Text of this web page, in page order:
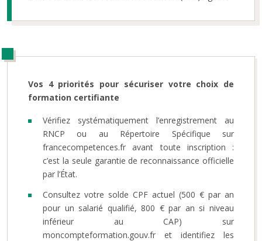
Vos 4 priorités pour sécuriser votre choix de
formation certifiante
Vérifiez systématiquement l’enregistrement au
RNCP ou au Répertoire Spécifique sur
francecompetences.fr avant toute inscription :
c’est la seule garantie de reconnaissance officielle
par l’État.
Consultez votre solde CPF actuel (500 € par an
pour un salarié qualifié, 800 € par an si niveau
inférieur au CAP) sur
moncompteformation.gouv.fr et identifiez les